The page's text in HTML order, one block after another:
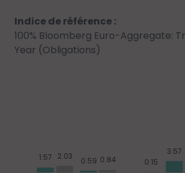
Indice de référence :
100% Bloomberg Euro-Aggregate:
Year (Obligations)